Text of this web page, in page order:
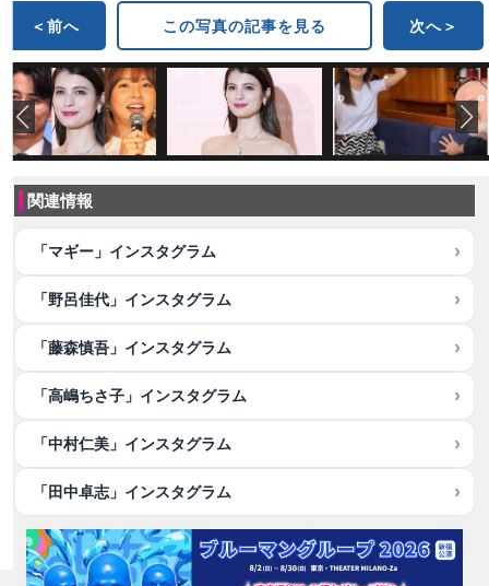
＜前へ この写真の記事を見る 次へ＞
関連情報
「マギー」インスタグラム
「野呂佳代」インスタグラム
「藤森慎吾」インスタグラム
「高嶋ちさ子」インスタグラム
「中村仁美」インスタグラム
「田中卓志」インスタグラム